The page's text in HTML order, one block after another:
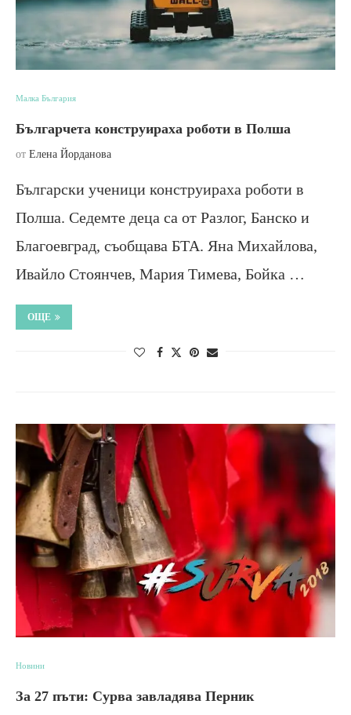
Малка България
Българчета конструираха роботи в Полша
от Елена Йорданова
Български ученици конструираха роботи в
Полша. Седемте деца са от Разлог, Банско и
Благоевград, съобщава БТА. Яна Михайлова,
Ивайло Стоянчев, Мария Тимева, Бойка …
ОЩЕ
Новини
За 27 пъти: Сурва завладява Перник